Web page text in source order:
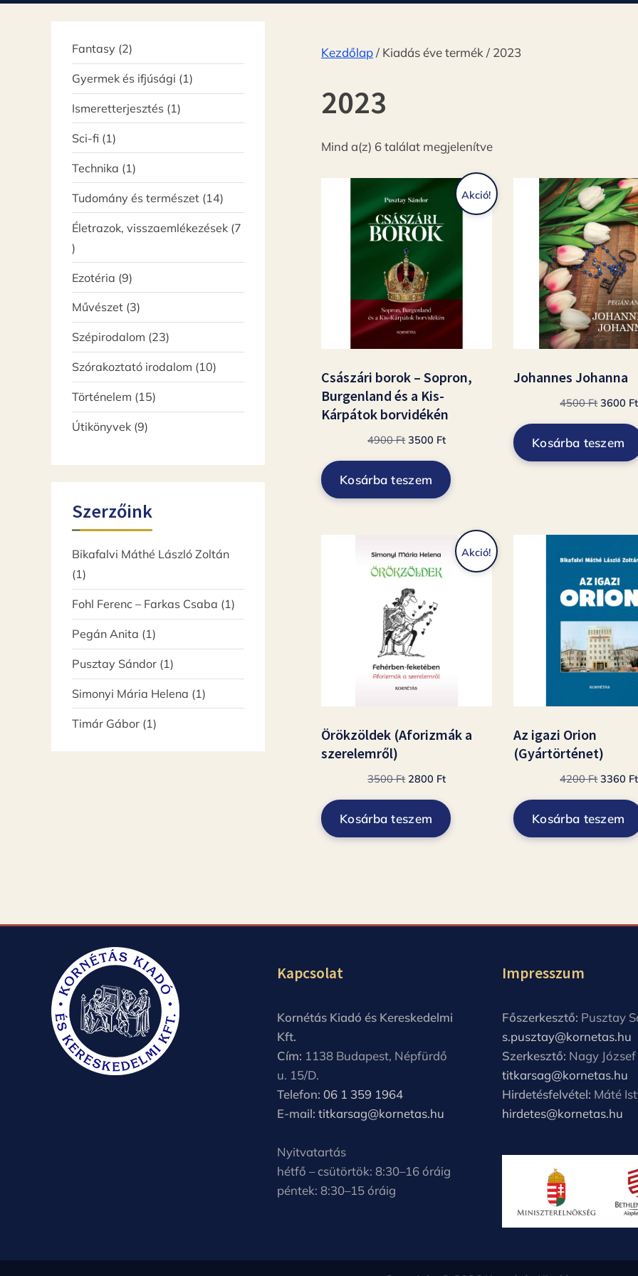
ó
Kezdőlap/ Kiadás éve termék / 2023
2023
Mind a(z) 6 találat megjelenítveSorted
latest
Akció!
Császári borok – Sopron,
Burgenland és a Kis-
Kárpátok borvidékén
4900FtOriginal
was:
4900 Ft.
3500 FtCurrent
is:
3500 Ft.
Kosárba teszem
Johannes Johanna
4500FtOriginal
was:
4500
3600 Ft
Kosárba teszem
Akció!
Örökzöldek (Aforizmák a
szerelemről)
3500Ft Original
3500 Ft.
2800 FtCurrent
is:
2800 Ft.
Kosárba teszem
Az igazi Orion
(Gyártörténet)
4200Ft Original
4200
3360 Ft
Kosárba teszem
Fantasy 22
termék
Gyermek és ifjúsági 11
termék
Ismeretterjesztés 11
termék
Sci-fi 11
termék
Technika 11
termék
Tudomány és természet 1414
termék
Életrazok, visszaemlékezések 7
7
termék
Ezotéria 99
termék
Művészet 33
termék
Szépirodalom 2323
termék
Szórakoztató irodalom 1010
termék
Történelem 1515
termék
Útikönyvek 99
Szerzőink
Bikafalvi Máthé László Zoltán
(1)
Fohl Ferenc – Farkas Csaba (1)
Pegán Anita (1)
Pusztay Sándor (1)
Simonyi Mária Helena (1)
Timár Gábor (1)
Kapcsolat
Kornétás Kiadó és Kereskedelmi
Kft.
Cím: 1138 Budapest, Népfürdő
u. 15/D.
Telefon: 06 1 359 1964
E-mail: titkarsag@kornetas.hu
Nyitvatartás
hétfő – csütörtök: 8:30–16 óráig
péntek: 8:30–15 óráig
Impresszum
Főszerkesztő: Pusztay
s.pusztay@kornetas.hu
Szerkesztő: Nagy József
titkarsag@kornetas.hu
Hirdetésfelvétel: Máté
hirdetes@kornetas.hu